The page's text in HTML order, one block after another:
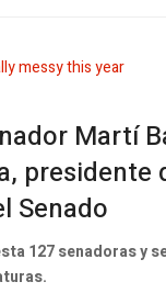
Martí
presidente
Senado
127 senadoras y